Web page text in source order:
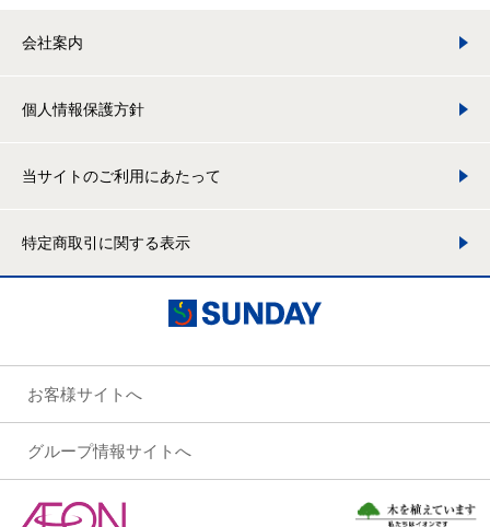
会社案内
個人情報保護方針
当サイトのご利用にあたって
特定商取引に関する表示
お客様サイトへ
グループ情報サイトへ